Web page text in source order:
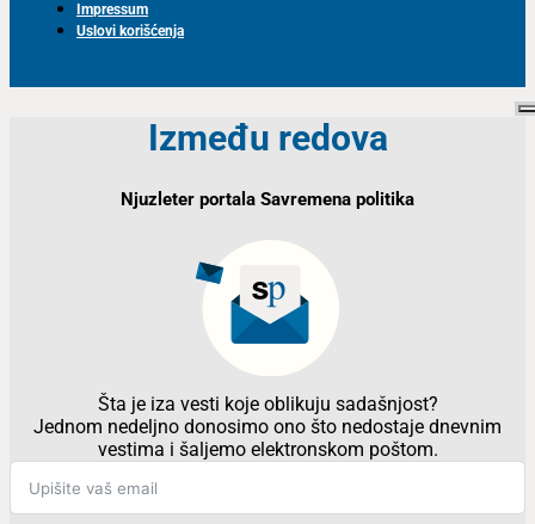
Impressum
Uslovi korišćenja
Između redova
Njuzleter portala Savremena politika
Šta je iza vesti koje oblikuju sadašnjost?
Jednom nedeljno donosimo ono što nedostaje dnevnim
vestima i šaljemo elektronskom poštom.